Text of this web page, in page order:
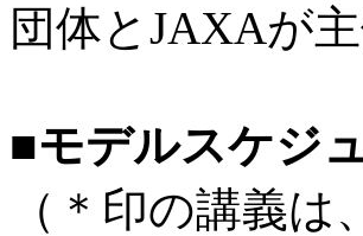
団体とJAXAが
■モデルスケジ
（＊印の講義